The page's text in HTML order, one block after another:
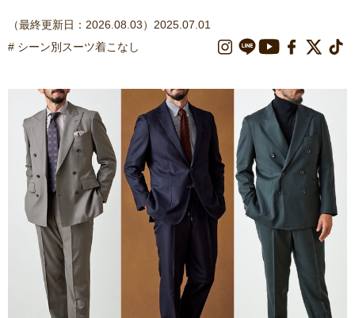
（最終更新日：2026.08.03）2025.07.01
# シーン別スーツ着こなし